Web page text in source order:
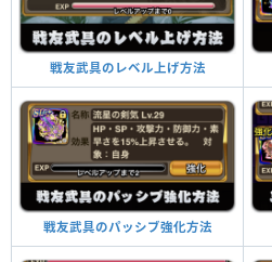
戦友武具のレベル上げ方法
戦友武具のパッシブ強化方法